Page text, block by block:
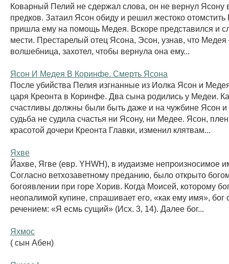
Коварный Пелий не сдержал слова, он не вернул Ясону
предков. Затаил Ясон обиду и решил жестоко
пришла ему на помощь Медея. Вскоре представился и
мести. Престарелый отец Ясона, Эсон, узнав, что
волшебница, захотел, чтобы вернула она ему...
Ясон И Медея В Коринфе. Смерть Ясона
После убийства Пелия изгнанные из Иолка Ясон и
царя Креонта в Коринфе. Два сына родились у Медеи.
счастливы должны были быть даже и на чужбине Ясон
судьба не судила счастья ни Ясону, ни Медее. Ясон,
красотой дочери Креонта Главки, изменил клятвам...
Яхве
Йахве, Ягве (евр. YHWH), в иудаизме непроизносимое
Согласно ветхозаветному преданию, было открыто
богоявлении при горе Хорив. Когда Моисей, которому
неопалимой купине, спрашивает его, «как ему имя», бог
речением: «Я есмь сущий» (Исх. 3, 14). Далее бог...
Яхмос
( сын Абен)